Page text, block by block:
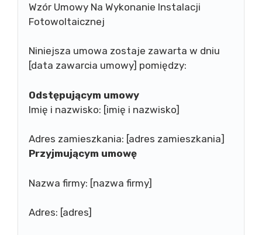
Wzór Umowy Na Wykonanie Instalacji
Fotowoltaicznej
Niniejsza umowa zostaje zawarta w dniu
[data zawarcia umowy] pomiędzy:
Odstępującym umowy
Imię i nazwisko: [imię i nazwisko]
Adres zamieszkania: [adres zamieszkania]
Przyjmującym umowę
Nazwa firmy: [nazwa firmy]
Adres: [adres]